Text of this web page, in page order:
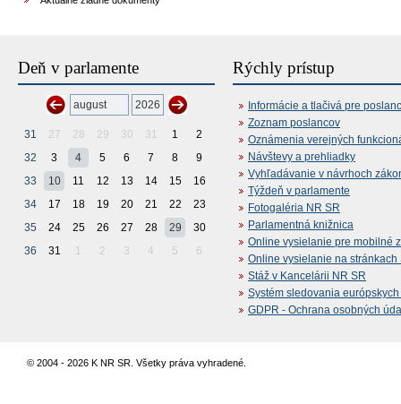
Deň v parlamente
31 27 28 29 30 31 1
2
32
3 4 5 6 7 8
9
33
10 11 12 13 14 15
16
34
17 18 19 20 21 22
23
35
24 25 26 27 28 29
30
36
31 1 2 3 4 5 6
Rýchly prístup
Informácie a tlačivá pre
Zoznam poslancov
Oznámenia verejných
Návštevy a prehliadky
Vyhľadávanie v návrhoch
Týždeň v parlamente
Fotogaléria NR SR
Parlamentná knižnica
Online vysielanie pre mobilné
Online vysielanie na stránkach
Stáž v Kancelárii NR SR
Systém sledovania
GDPR - Ochrana osobných
© 2004 - 2026 K NR SR. Všetky práva vyhradené.